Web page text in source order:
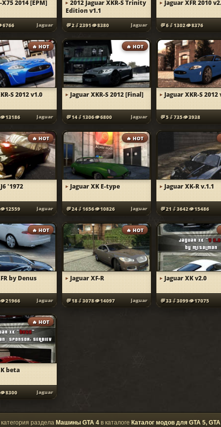
X75 2014 [EPM]
6766 Jaguar
2012 Jaguar XKR-S Trinity
Edition v1.1
2 2391 8380 Jaguar
Jaguar XFR 2010
6 1302 8376
🔥 HOT
S 2012 v1.0
13186 Jaguar
🔥 HOT
Jaguar XKR-S 2012 [Final]
14 1306 6800 Jaguar
Jaguar XKR-S 2012
5 735 3938
🔥 HOT
'1972
12559 Jaguar
🔥 HOT
Jaguar XK E-type
24 1656 10826 Jaguar
Jaguar XK-R v.1.1
21 3642 15486
🔥 HOT
by Denus
21966 Jaguar
🔥 HOT
Jaguar XF-R
18 3078 14097 Jaguar
Jaguar XK v2.0
33 3099 17075
🔥 HOT
beta
8300 Jaguar
раздела Машины GTA 4 в каталоге Каталог модов для GTA 5,